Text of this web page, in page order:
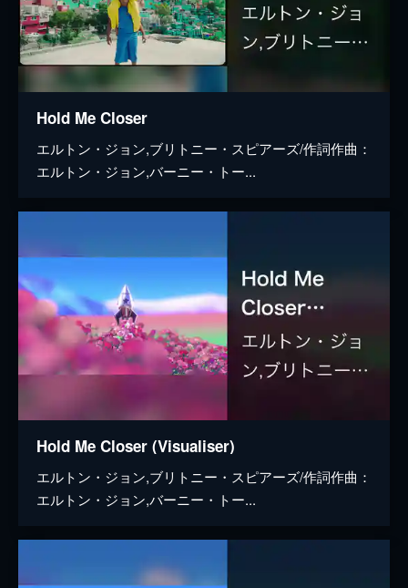
Hold Me Closer
エルトン・ジョン,ブリトニー・スピアーズ/作詞作曲：
エルトン・ジョン,バーニー・トー...
Hold Me Closer (Visualiser)
エルトン・ジョン,ブリトニー・スピアーズ/作詞作曲：
エルトン・ジョン,バーニー・トー...